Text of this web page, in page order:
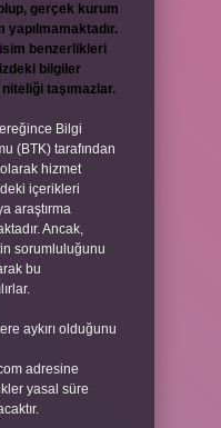
gerçek kurum
yapılmamaktadır.
benzerlikleri
bilgiler
taşımazlar.
Bilgi
(BTK) tarafından
olarak hizmet
içerikleri
araştırma
Ancak,
sorumluluğunu
bu
aykırı olduğunu
adresine
yasal süre